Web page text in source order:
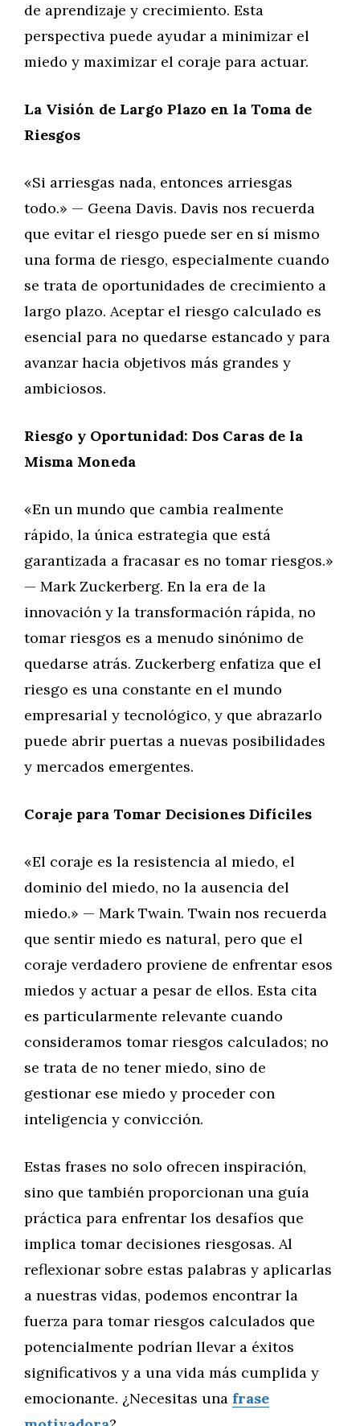
de aprendizaje y crecimiento. Esta
perspectiva puede ayudar a minimizar el
miedo y maximizar el coraje para actuar.
La Visión de Largo Plazo en la Toma de
Riesgos
«Si arriesgas nada, entonces arriesgas
todo.» — Geena Davis. Davis nos recuerda
que evitar el riesgo puede ser en sí mismo
una forma de riesgo, especialmente cuando
se trata de oportunidades de crecimiento a
largo plazo. Aceptar el riesgo calculado es
esencial para no quedarse estancado y para
avanzar hacia objetivos más grandes y
ambiciosos.
Riesgo y Oportunidad: Dos Caras de la
Misma Moneda
«En un mundo que cambia realmente
rápido, la única estrategia que está
garantizada a fracasar es no tomar riesgos.»
— Mark Zuckerberg. En la era de la
innovación y la transformación rápida, no
tomar riesgos es a menudo sinónimo de
quedarse atrás. Zuckerberg enfatiza que el
riesgo es una constante en el mundo
empresarial y tecnológico, y que abrazarlo
puede abrir puertas a nuevas posibilidades
y mercados emergentes.
Coraje para Tomar Decisiones Difíciles
«El coraje es la resistencia al miedo, el
dominio del miedo, no la ausencia del
miedo.» — Mark Twain. Twain nos recuerda
que sentir miedo es natural, pero que el
coraje verdadero proviene de enfrentar esos
miedos y actuar a pesar de ellos. Esta cita
es particularmente relevante cuando
consideramos tomar riesgos calculados; no
se trata de no tener miedo, sino de
gestionar ese miedo y proceder con
inteligencia y convicción.
Estas frases no solo ofrecen inspiración,
sino que también proporcionan una guía
práctica para enfrentar los desafíos que
implica tomar decisiones riesgosas. Al
reflexionar sobre estas palabras y aplicarlas
a nuestras vidas, podemos encontrar la
fuerza para tomar riesgos calculados que
potencialmente podrían llevar a éxitos
significativos y a una vida más cumplida y
emocionante. ¿Necesitas una frase